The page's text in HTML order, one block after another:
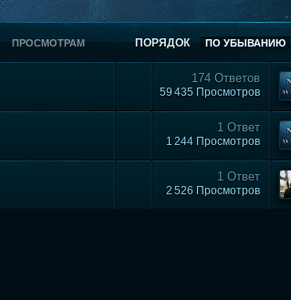
ПРОСМОТРАМ ПОРЯДОК ПО УБЫВАНИЮ
174 Ответов
59 435 Просмотров
1 Ответ
1 244 Просмотров
1 Ответ
2 526 Просмотров